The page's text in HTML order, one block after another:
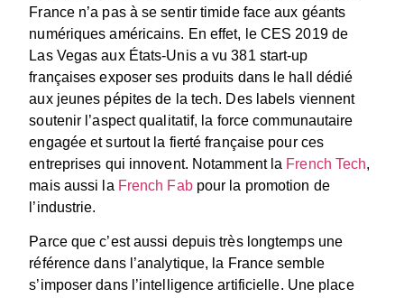
France n’a pas à se sentir timide face aux géants
numériques américains. En effet, le CES 2019 de
Las Vegas aux États-Unis a vu 381 start-up
françaises exposer ses produits dans le hall dédié
aux jeunes pépites de la tech. Des labels viennent
soutenir l’aspect qualitatif, la force communautaire
engagée et surtout la fierté française pour ces
entreprises qui innovent. Notamment la French Tech,
mais aussi la French Fabpour la promotion de
l’industrie.
Parce que c’est aussi depuis très longtemps une
référence dans l’analytique, la France semble
s’imposer dans l’intelligence artificielle. Une place